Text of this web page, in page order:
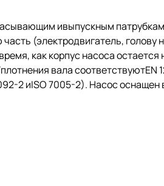
ивыпускным
часть (электродвигатель, голову
как корпус насоса остается
вала соответствуютEN
2 иISO 7005-2). Насос оснащен